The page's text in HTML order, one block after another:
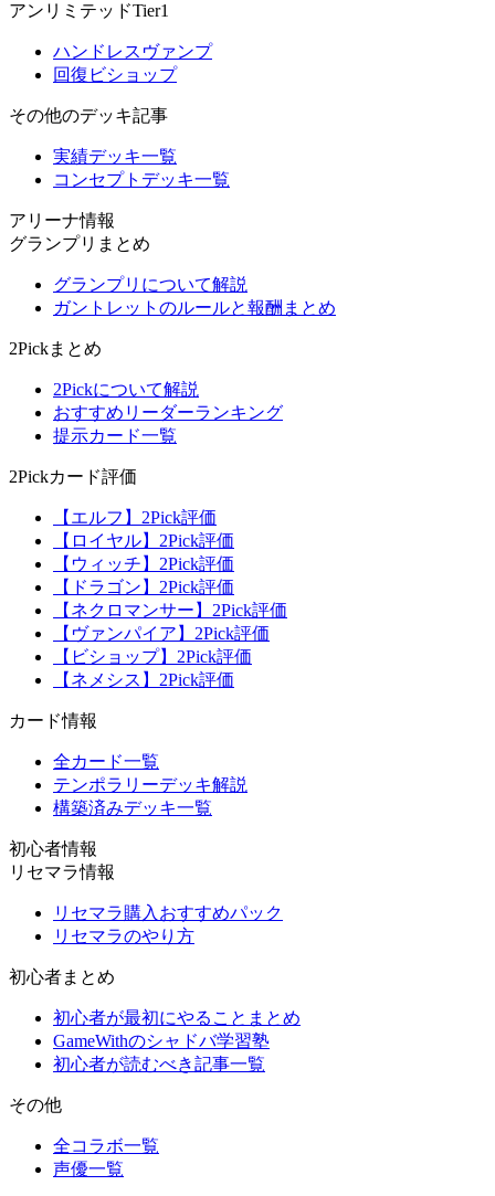
アンリミテッドTier1
ハンドレスヴァンプ
回復ビショップ
その他のデッキ記事
実績デッキ一覧
コンセプトデッキ一覧
アリーナ情報
グランプリまとめ
グランプリについて解説
ガントレットのルールと報酬まとめ
2Pickまとめ
2Pickについて解説
おすすめリーダーランキング
提示カード一覧
2Pickカード評価
【エルフ】2Pick評価
【ロイヤル】2Pick評価
【ウィッチ】2Pick評価
【ドラゴン】2Pick評価
【ネクロマンサー】2Pick評価
【ヴァンパイア】2Pick評価
【ビショップ】2Pick評価
【ネメシス】2Pick評価
カード情報
全カード一覧
テンポラリーデッキ解説
構築済みデッキ一覧
初心者情報
リセマラ情報
リセマラ購入おすすめパック
リセマラのやり方
初心者まとめ
初心者が最初にやることまとめ
GameWithのシャドバ学習塾
初心者が読むべき記事一覧
その他
全コラボ一覧
声優一覧